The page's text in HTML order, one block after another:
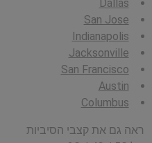
Dallas
San Jose
Indianapolis
Jacksonville
San Francisco
Austin
Columbus
ראה גם את קצבי הסיביות